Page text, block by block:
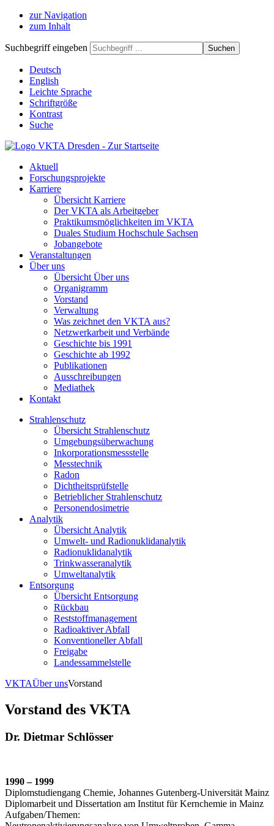
zur Navigation
zum Inhalt
Suchbegriff eingeben
Deutsch
English
Leichte Sprache
Schriftgröße
Kontrast
Suche
Aktuell
Forschungsprojekte
Karriere
Übersicht Karriere
Der VKTA als Arbeitgeber
Praktikumsmöglichkeiten im VKTA
Duales Studium Hochschule Sachsen
Jobangebote
Veranstaltungen
Über uns
Übersicht Über uns
Organigramm
Vorstand
Verwaltung
Was zeichnet den VKTA aus?
Netzwerkarbeit und Verbände
Geschichte bis 1991
Geschichte ab 1992
Publikationen
Ausschreibungen
Mediathek
Kontakt
Strahlenschutz
Übersicht Strahlenschutz
Umgebungsüberwachung
Inkorporationsmessstelle
Messtechnik
Radon
Dichtheitsprüfstelle
Betrieblicher Strahlenschutz
Personendosimetrie
Analytik
Übersicht Analytik
Umwelt- und Radionuklidanalytik
Radionuklidanalytik
Trinkwasseranalytik
Umweltanalytik
Entsorgung
Übersicht Entsorgung
Rückbau
Reststoffmanagement
Radioaktiver Abfall
Konventioneller Abfall
Freigabe
Landessammelstelle
VKTAÜber unsVorstand
Vorstand des VKTA
Dr. Dietmar Schlösser
1990 – 1999
Diplomstudiengang Chemie, Johannes Gutenberg-Universität Mainz
Diplomarbeit und Dissertation am Institut für Kernchemie in Mainz
Aufgaben/Themen: